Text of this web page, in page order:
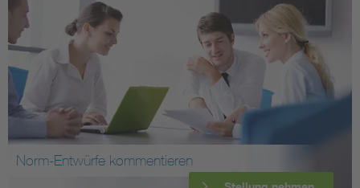
Norm-Entwürfe kommentieren